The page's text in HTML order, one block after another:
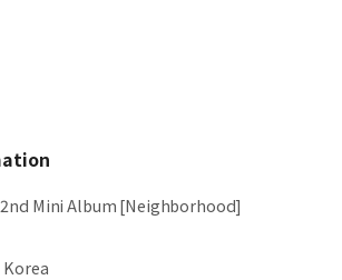
2nd Mini Album [Neighborhood]
Korea